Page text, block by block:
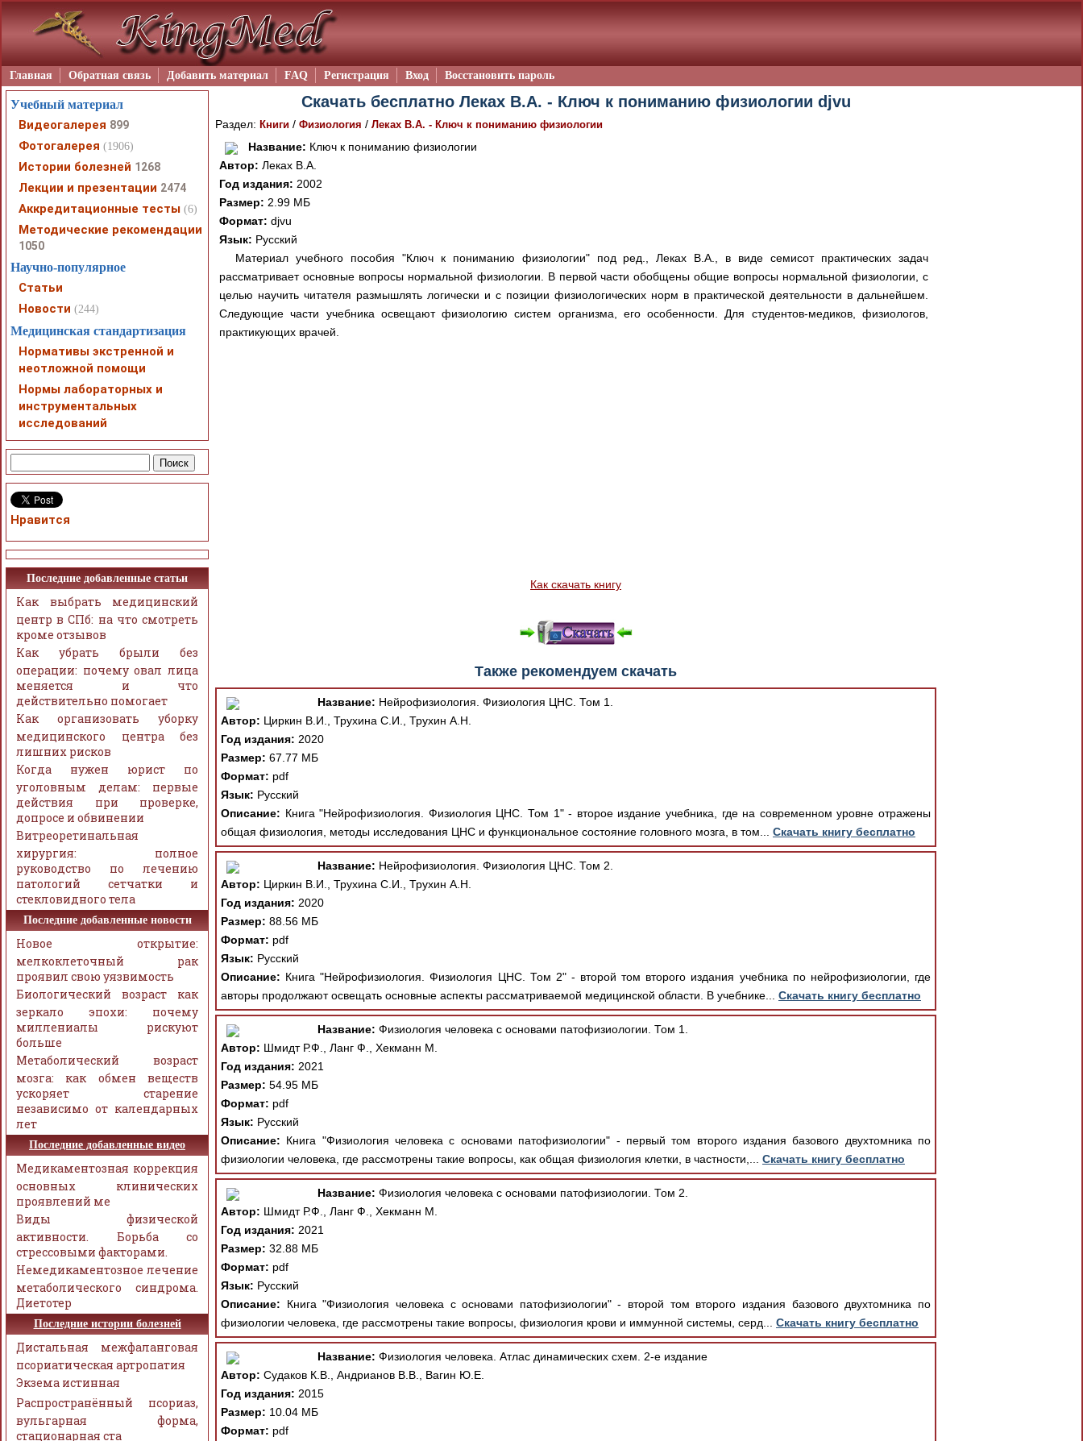
Главная Обратная связь Добавить материал FAQ Регистрация Вход Восстановить пароль
Скачать бесплатно Леках В.А. - Ключ к пониманию физиологии djvu
Раздел: Книги / Физиология / Леках В.А. - Ключ к пониманию физиологии
Название: Ключ к пониманию физиологии
Автор: Леках В.А.
Год издания: 2002
Размер: 2.99 МБ
Формат: djvu
Язык: Русский
Материал учебного пособия "Ключ к пониманию физиологии" под ред., Леках В.А., в виде семисот практических задач
рассматривает основные вопросы нормальной физиологии. В первой части обобщены общие вопросы нормальной физиологии, с
целью научить читателя размышлять логически и с позиции физиологических норм в практической деятельности в дальнейшем.
Следующие части учебника освещают физиологию систем организма, его особенности. Для студентов-медиков, физиологов,
практикующих врачей.
Как скачать книгу
Также рекомендуем скачать
Название: Нейрофизиология. Физиология ЦНС. Том 1.
Автор: Циркин В.И., Трухина С.И., Трухин А.Н.
Год издания: 2020
Размер: 67.77 МБ
Формат: pdf
Язык: Русский
Описание: Книга "Нейрофизиология. Физиология ЦНС. Том 1" - второе издание учебника, где на современном уровне отражены
общая физиология, методы исследования ЦНС и функциональное состояние головного мозга, в том... Скачать книгу бесплатно
Название: Нейрофизиология. Физиология ЦНС. Том 2.
Автор: Циркин В.И., Трухина С.И., Трухин А.Н.
Год издания: 2020
Размер: 88.56 МБ
Формат: pdf
Язык: Русский
Описание: Книга "Нейрофизиология. Физиология ЦНС. Том 2" - второй том второго издания учебника по нейрофизиологии, где
авторы продолжают освещать основные аспекты рассматриваемой медицинской области. В учебнике... Скачать книгу бесплатно
Название: Физиология человека с основами патофизиологии. Том 1.
Автор: Шмидт Р.Ф., Ланг Ф., Хекманн М.
Год издания: 2021
Размер: 54.95 МБ
Формат: pdf
Язык: Русский
Описание: Книга "Физиология человека с основами патофизиологии" - первый том второго издания базового двухтомника по
физиологии человека, где рассмотрены такие вопросы, как общая физиология клетки, в частности,... Скачать книгу бесплатно
Название: Физиология человека с основами патофизиологии. Том 2.
Автор: Шмидт Р.Ф., Ланг Ф., Хекманн М.
Год издания: 2021
Размер: 32.88 МБ
Формат: pdf
Язык: Русский
Описание: Книга "Физиология человека с основами патофизиологии" - второй том второго издания базового двухтомника по
физиологии человека, где рассмотрены такие вопросы, физиология крови и иммунной системы, серд... Скачать книгу бесплатно
Название: Физиология человека. Атлас динамических схем. 2-е издание
Автор: Судаков К.В., Андрианов В.В., Вагин Ю.Е.
Год издания: 2015
Размер: 10.04 МБ
Формат: pdf
Учебный материал
Видеогалерея 899
Фотогалерея (1906)
Истории болезней 1268
Лекции и презентации 2474
Аккредитационные тесты (6)
Методические рекомендации
1050
Научно-популярное
Статьи
Новости (244)
Медицинская стандартизация
Нормативы экстренной и
неотложной помощи
Нормы лабораторных и
инструментальных
исследований
Нравится
Последние добавленные статьи
Как выбрать медицинский
центр в СПб: на что смотреть
кроме отзывов
Как убрать брыли без
операции: почему овал лица
меняется и что
действительно помогает
Как организовать уборку
медицинского центра без
лишних рисков
Когда нужен юрист по
уголовным делам: первые
действия при проверке,
допросе и обвинении
Витреоретинальная
хирургия: полное
руководство по лечению
патологий сетчатки и
стекловидного тела
Последние добавленные новости
Новое открытие:
мелкоклеточный рак
проявил свою уязвимость
Биологический возраст как
зеркало эпохи: почему
миллениалы рискуют
больше
Метаболический возраст
мозга: как обмен веществ
ускоряет старение
независимо от календарных
лет
Последние добавленные видео
Медикаментозная коррекция
основных клинических
проявлений ме
Виды физической
активности. Борьба со
стрессовыми факторами.
Немедикаментозное лечение
метаболического синдрома.
Диетотер
Последние истории болезней
Дистальная межфаланговая
псориатическая артропатия
Экзема истинная
Распространённый псориаз,
вульгарная форма,
стационарная ста